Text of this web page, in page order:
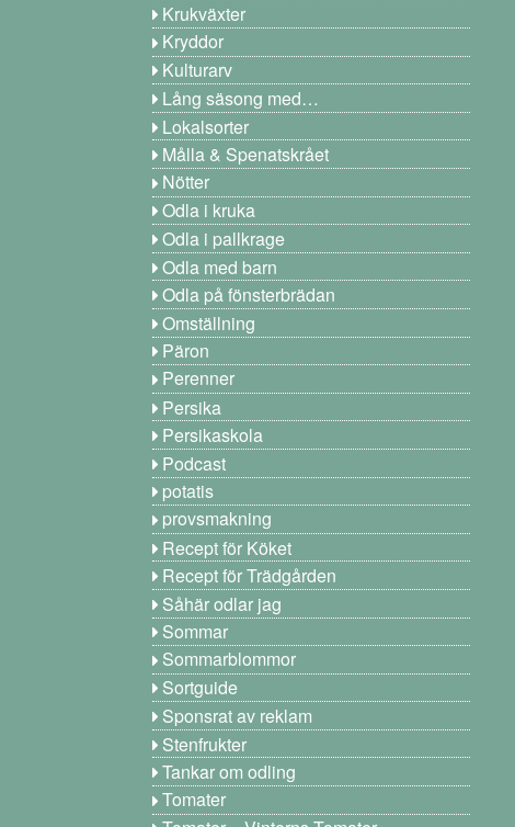
Krukväxter
Kryddor
Kulturarv
Lång säsong med…
Lokalsorter
Målla & Spenatskrået
Nötter
Odla i kruka
Odla i pallkrage
Odla med barn
Odla på fönsterbrädan
Omställning
Päron
Perenner
Persika
Persikaskola
Podcast
potatis
provsmakning
Recept för Köket
Recept för Trädgården
Såhär odlar jag
Sommar
Sommarblommor
Sortguide
Sponsrat av reklam
Stenfrukter
Tankar om odling
Tomater